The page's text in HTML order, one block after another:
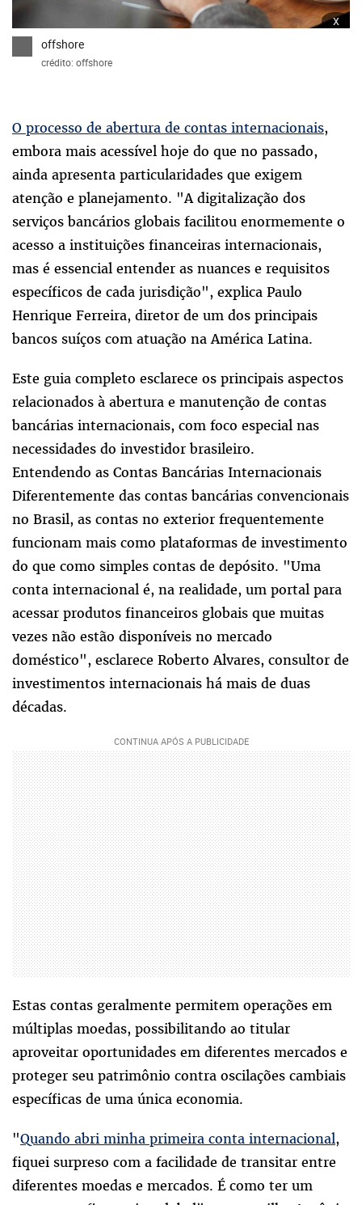
x
offshore
crédito: offshore
O processo de abertura de contas internacionais,
embora mais acessível hoje do que no passado,
ainda apresenta particularidades que exigem
atenção e planejamento. "A digitalização dos
serviços bancários globais facilitou enormemente o
acesso a instituições financeiras internacionais,
mas é essencial entender as nuances e requisitos
específicos de cada jurisdição", explica Paulo
Henrique Ferreira, diretor de um dos principais
bancos suíços com atuação na América Latina.
Este guia completo esclarece os principais aspectos
relacionados à abertura e manutenção de contas
bancárias internacionais, com foco especial nas
necessidades do investidor brasileiro.
Entendendo as Contas Bancárias Internacionais
Diferentemente das contas bancárias convencionais
no Brasil, as contas no exterior frequentemente
funcionam mais como plataformas de investimento
do que como simples contas de depósito. "Uma
conta internacional é, na realidade, um portal para
acessar produtos financeiros globais que muitas
vezes não estão disponíveis no mercado
doméstico", esclarece Roberto Alvares, consultor de
investimentos internacionais há mais de duas
décadas.
Estas contas geralmente permitem operações em
múltiplas moedas, possibilitando ao titular
aproveitar oportunidades em diferentes mercados e
proteger seu patrimônio contra oscilações cambiais
específicas de uma única economia.
"Quando abri minha primeira conta internacional,
fiquei surpreso com a facilidade de transitar entre
diferentes moedas e mercados. É como ter um